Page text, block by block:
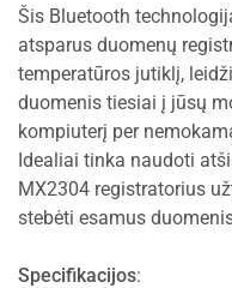
Šis Bluetooth
atsparus duomenų
temperatūros jutiklį,
duomenis tiesiai į jūsų
kompiuterį per
Idealiai tinka naudoti
MX2304 registratorius
stebėti esamus
Specifikacijos: